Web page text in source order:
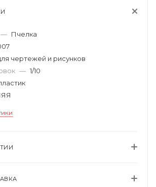
— Пчелка
чертежей и рисунков
— 1/10